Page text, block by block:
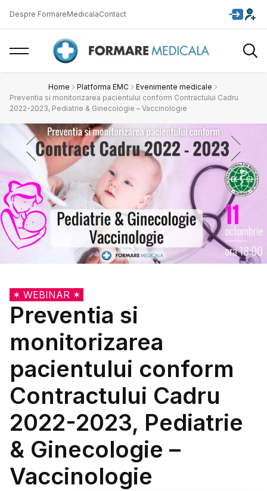
Despre FormareMedicalaContact
Home Platforma EMC
Evenimente medicale
Preventia si monitorizarea pacientului conform Contractului Cadru
2022-2023, Pediatrie & Ginecologie – Vaccinologie
✶ WEBINAR ✶
Preventia si
monitorizarea
pacientului conform
Contractului Cadru
2022-2023, Pediatrie
& Ginecologie –
Vaccinologie